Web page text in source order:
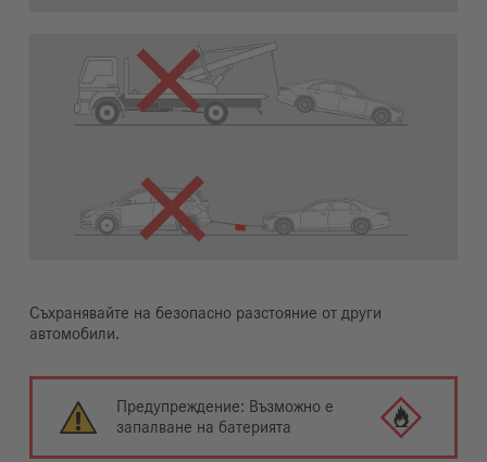
Съхранявайте на безопасно разстояние от други
автомобили.
Предупреждение: Възможно е
запалване на батерията